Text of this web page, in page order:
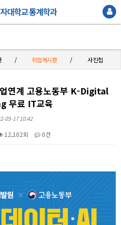
취업게시판 사진첩
연계 고용노동부 K-Digital
무료 IT교육
05-17 10:42
12,102회 0건